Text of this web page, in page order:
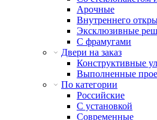
Арочные
Внутреннего
Эксклюзивные
С фрамугами
Двери на заказ
Конструктивные
Выполненные
По категории
Российские
С установкой
Современные